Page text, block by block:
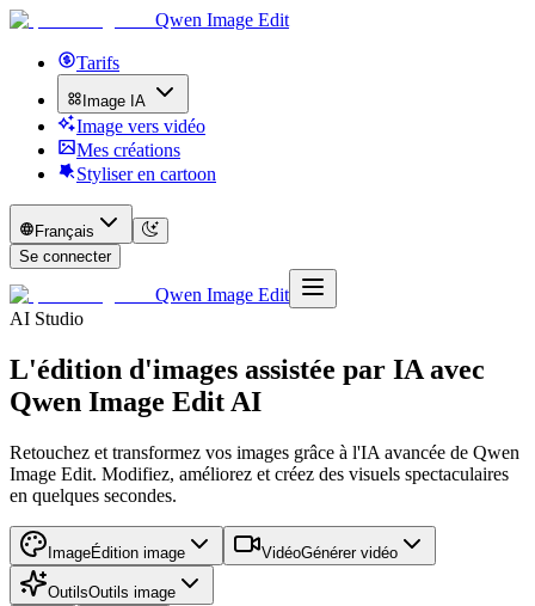
Qwen Image Edit
Tarifs
Image IA
Image vers vidéo
Mes créations
Styliser en cartoon
Français
Se connecter
Qwen Image Edit
AI Studio
L'édition d'images assistée par IA avec
Qwen Image Edit AI
Retouchez et transformez vos images grâce à l'IA avancée de Qwen
Image Edit. Modifiez, améliorez et créez des visuels spectaculaires
en quelques secondes.
ImageÉdition image VidéoGénérer vidéo
OutilsOutils image